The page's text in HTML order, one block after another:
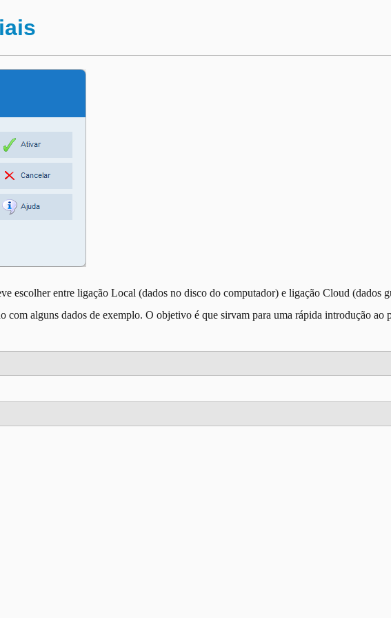
escolher entre ligação Local (dados no disco do computador) e ligação Cloud (dados
com alguns dados de exemplo. O objetivo é que sirvam para uma rápida introdução ao